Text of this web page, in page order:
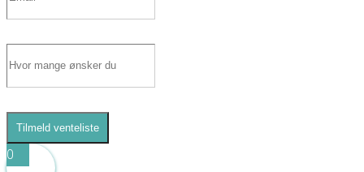
Tilmeld venteliste
0